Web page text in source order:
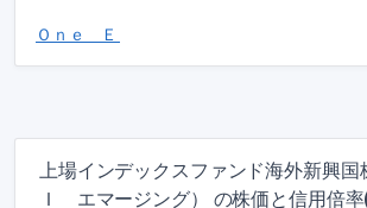
Ｏｎｅ ＥＴＦ ＪＰＸ／Ｓ＆Ｐ 設備・人
上場インデックスファンド海外新興国
Ｉ エマージング） の株価と信用倍率